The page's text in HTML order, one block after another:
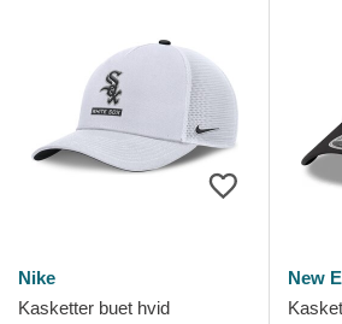
Nike
Kasketter buet hvid
New